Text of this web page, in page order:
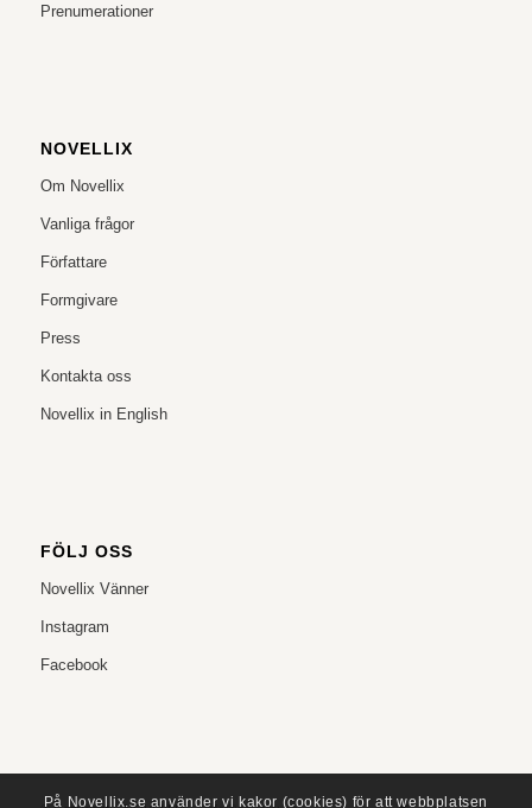
Prenumerationer
NOVELLIX
Om Novellix
Vanliga frågor
Författare
Formgivare
Press
Kontakta oss
Novellix in English
FÖLJ OSS
Novellix Vänner
Instagram
Facebook
På Novellix.se använder vi kakor (cookies) för att webbplatsen